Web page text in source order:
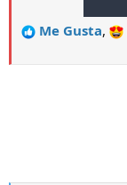
Me Gusta,